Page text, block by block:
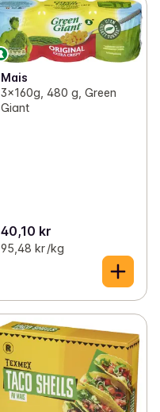
Mais
3x160g, 480 g, Green
Giant
40,10 kr
95,48 kr /kg